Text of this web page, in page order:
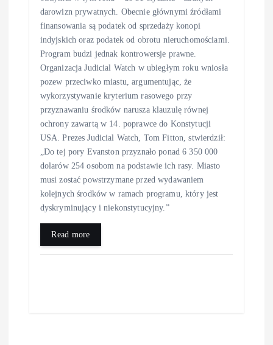
darowizn prywatnych. Obecnie głównymi źródłami
finansowania są podatek od sprzedaży konopi
indyjskich oraz podatek od obrotu nieruchomościami.
Program budzi jednak kontrowersje prawne.
Organizacja Judicial Watch w ubiegłym roku wniosła
pozew przeciwko miastu, argumentując, że
wykorzystywanie kryterium rasowego przy
przyznawaniu środków narusza klauzulę równej
ochrony zawartą w 14. poprawce do Konstytucji
USA. Prezes Judicial Watch, Tom Fitton, stwierdził:
„Do tej pory Evanston przyznało ponad 6 350 000
dolarów 254 osobom na podstawie ich rasy. Miasto
musi zostać powstrzymane przed wydawaniem
kolejnych środków w ramach programu, który jest
dyskryminujący i niekonstytucyjny.”
Read more